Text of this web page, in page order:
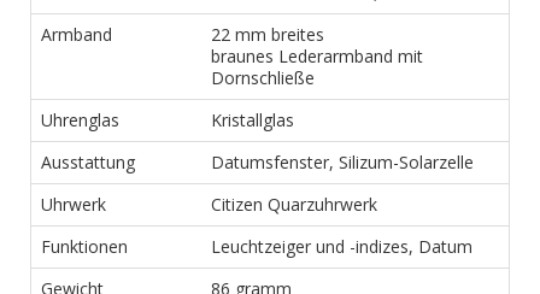
Armband
22 mm breites
braunes Lederarmband mit
Dornschließe
Uhrenglas
Kristallglas
Ausstattung
Datumsfenster, Silizum-Solarzelle
Uhrwerk
Citizen Quarzuhrwerk
Funktionen
Leuchtzeiger und -indizes, Datum
Gewicht
86 gramm